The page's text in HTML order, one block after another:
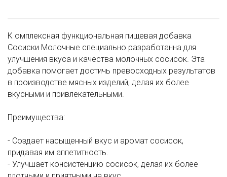
К омплексная функциональная пищевая добавка
Сосиски Молочные специально разработанна для
улучшения вкуса и качества молочных сосисок. Эта
добавка помогает достичь превосходных результатов
в производстве мясных изделий, делая их более
вкусными и привлекательными.
Преимущества:
- Создает насыщенный вкус и аромат сосисок,
придавая им аппетитность.
- Улучшает консистенцию сосисок, делая их более